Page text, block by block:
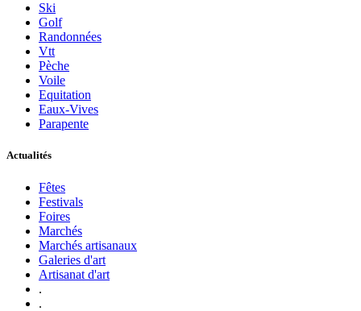
Ski
Golf
Randonnées
Vtt
Pèche
Voile
Equitation
Eaux-Vives
Parapente
Actualités
Fêtes
Festivals
Foires
Marchés
Marchés artisanaux
Galeries d'art
Artisanat d'art
.
.